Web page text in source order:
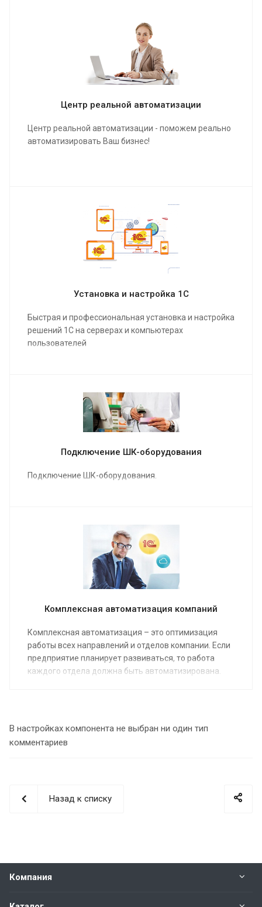
Центр реальной автоматизации
Центр реальной автоматизации - поможем реально
автоматизировать Ваш бизнес!
Все просто: реальная автоматизация уменьшает
количество рутинных операций и увеличивает
Узнайте как получить выгоды с помощью технологии
внедрения улучшений процессов, применяемой в
разных странах СНГ, именно для вашего
Установка и настройка 1С
Быстрая и профессиональная установка и настройка
решений 1С на серверах и компьютерах
пользователей
Подключение ШК-оборудования
Подключение ШК-оборудования.
Комплексная автоматизация компаний
Комплексная автоматизация – это оптимизация
работы всех направлений и отделов компании. Если
предприятие планирует развиваться, то работа
каждого отдела должна быть автоматизирована.
В настройках компонента не выбран ни один тип
комментариев
Назад к списку
Компания